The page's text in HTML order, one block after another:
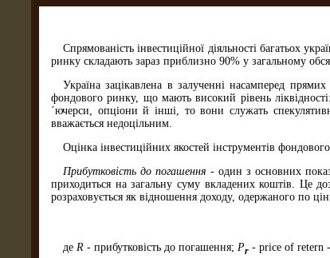
Спрямованість інвестиційної діяльності багатьох
ринку складають зараз приблизно 90% у загальному
Україна зацікавлена в залученні насамперед
фондового ринку, що мають високий рівень
´ючерси, опціони й інші, то вони служать
вважається недоцільним.
Оцінка інвестиційних якостей інструментів
Прибутковість до погашення - один з основних
приходиться на загальну суму вкладених коштів. Це
розраховується як відношення доходу, одержаного по
де R - прибутковість до погашення; Рr - price of retern